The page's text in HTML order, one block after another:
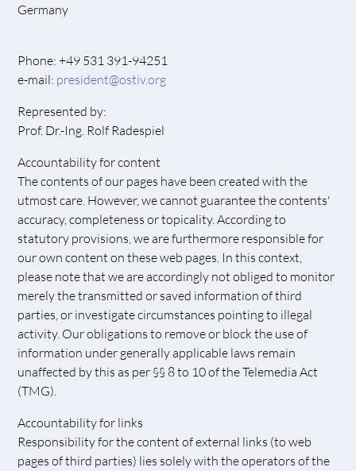
Germany
Phone: +49 531 391-94251
e-mail: president@ostiv.org
Represented by:
Prof. Dr.-Ing. Rolf Radespiel
Accountability for content
The contents of our pages have been created with the
utmost care. However, we cannot guarantee the contents'
accuracy, completeness or topicality. According to
statutory provisions, we are furthermore responsible for
our own content on these web pages. In this context,
please note that we are accordingly not obliged to monitor
merely the transmitted or saved information of third
parties, or investigate circumstances pointing to illegal
activity. Our obligations to remove or block the use of
information under generally applicable laws remain
unaffected by this as per §§ 8 to 10 of the Telemedia Act
(TMG).
Accountability for links
Responsibility for the content of external links (to web
pages of third parties) lies solely with the operators of the